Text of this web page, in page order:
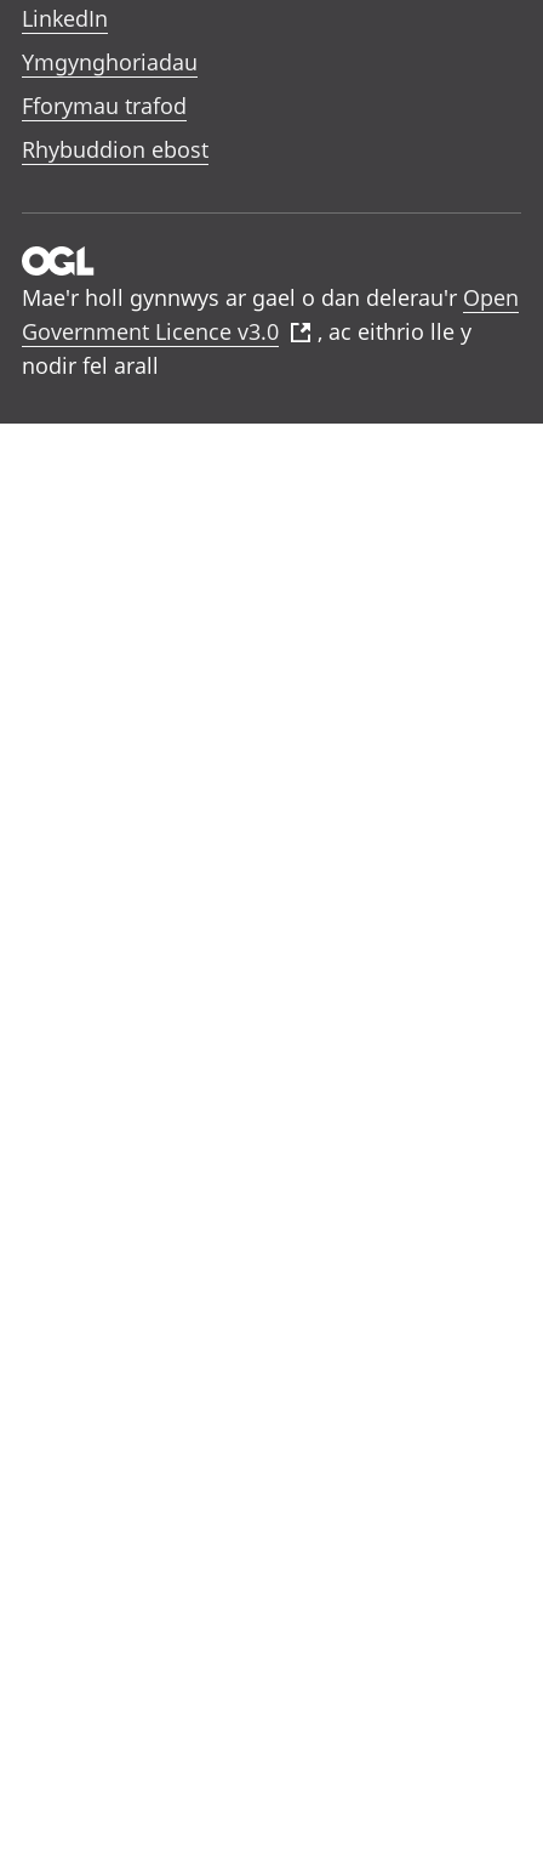
LinkedIn
Ymgynghoriadau
Fforymau trafod
Rhybuddion ebost
Mae'r holl gynnwys ar gael o dan delerau'r Open
Government Licence v3.0
, ac eithrio lle y
nodir fel arall